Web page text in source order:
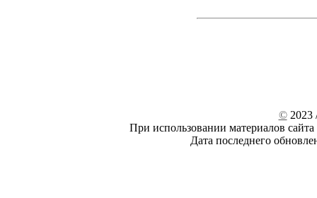
©2023
При использовании материалов
Дата последнего